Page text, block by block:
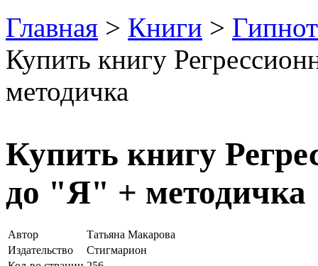
Главная > Книги >
Купить книгу
методичка
Купить книгу
до "Я" + методичка
Автор
Татьяна Макарова
Издательство
Стигмарион